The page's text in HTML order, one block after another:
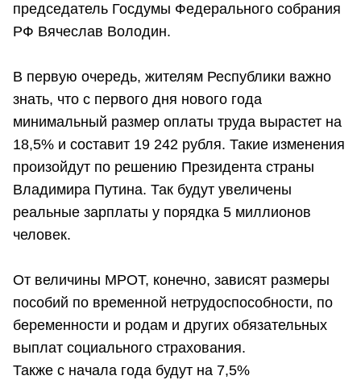
председатель Госдумы Федерального собрания
РФ Вячеслав Володин.
В первую очередь, жителям Республики важно
знать, что с первого дня нового года
минимальный размер оплаты труда вырастет на
18,5% и составит 19 242 рубля. Такие изменения
произойдут по решению Президента страны
Владимира Путина. Так будут увеличены
реальные зарплаты у порядка 5 миллионов
человек.
От величины МРОТ, конечно, зависят размеры
пособий по временной нетрудоспособности, по
беременности и родам и других обязательных
выплат социального страхования.
Также с начала года будут на 7,5%